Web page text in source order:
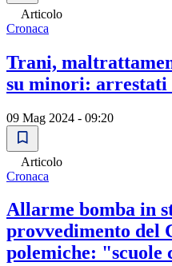
Articolo
Cronaca
Trani,
su minori: arrestati
09 Mag 2024 - 09:20
Articolo
Cronaca
Allarme bomba in
provvedimento del
polemiche: "scuole